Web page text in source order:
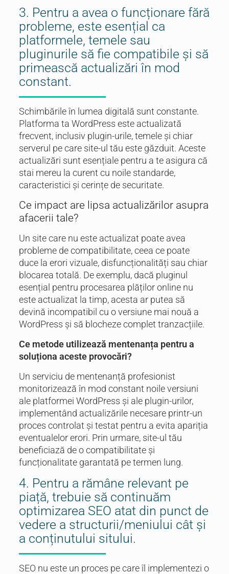
3. Pentru a avea o funcționare fără
probleme, este esențial ca
platformele, temele sau
pluginurile să fie compatibile și să
primească actualizări în mod
constant.
Schimbările în lumea digitală sunt constante.
Platforma ta WordPress este actualizată
frecvent, inclusiv plugin-urile, temele și chiar
serverul pe care site-ul tău este găzduit. Aceste
actualizări sunt esențiale pentru a te asigura că
stai mereu la curent cu noile standarde,
caracteristici și cerințe de securitate.
Ce impact are lipsa actualizărilor asupra
afacerii tale?
Un site care nu este actualizat poate avea
probleme de compatibilitate, ceea ce poate
duce la erori vizuale, disfuncționalități sau chiar
blocarea totală. De exemplu, dacă pluginul
esențial pentru procesarea plăților online nu
este actualizat la timp, acesta ar putea să
devină incompatibil cu o versiune mai nouă a
WordPress și să blocheze complet tranzacțiile.
Ce metode utilizează mentenanța pentru a
soluționa aceste provocări?
Un serviciu de mentenanță profesionist
monitorizează în mod constant noile versiuni
ale platformei WordPress și ale plugin-urilor,
implementând actualizările necesare printr-un
proces controlat și testat pentru a evita apariția
eventualelor erori. Prin urmare, site-ul tău
beneficiază de o compatibilitate și
funcționalitate garantată pe termen lung.
4. Pentru a rămâne relevant pe
piață, trebuie să continuăm
optimizarea SEO atat din punct de
vedere a structurii/meniului cât și
a conținutului sitului.
SEO nu este un proces pe care îl implementezi o